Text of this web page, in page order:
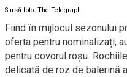
Sursă foto: The Telegraph
Fiind în mijlocul sezonului
oferta pentru nominalizați,
pentru covorul roșu.
delicată de roz de balerină